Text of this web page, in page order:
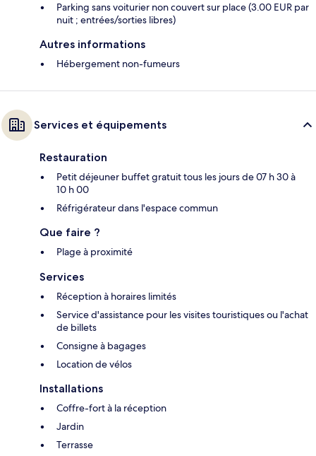
Parking sans voiturier non couvert sur place (3.00 EUR par
nuit ; entrées/sorties libres)
Autres informations
Hébergement non-fumeurs
Services et équipements
Restauration
Petit déjeuner buffet gratuit tous les jours de 07 h 30 à
10 h 00
Réfrigérateur dans l'espace commun
Que faire ?
Plage à proximité
Services
Réception à horaires limités
Service d'assistance pour les visites touristiques ou l'achat
de billets
Consigne à bagages
Location de vélos
Installations
Coffre-fort à la réception
Jardin
Terrasse